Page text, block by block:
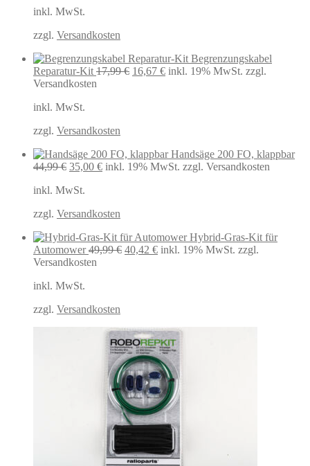
inkl. MwSt.
zzgl. Versandkosten
Begrenzungskabel
Reparatur-Kit 17,99€ Ursprünglicher
16,67 €Aktueller
inkl. 19% MwSt. zzgl.
Versandkosten
inkl. MwSt.
zzgl. Versandkosten
Handsäge 200 FO, klappbar
44,99€ Ursprünglicher
war:
35,00 €Aktueller
inkl. 19% MwSt. zzgl. Versandkosten
inkl. MwSt.
zzgl. Versandkosten
Hybrid-Gras-Kit für
Automower 49,99€ Ursprünglicher
40,42 €Aktueller
inkl. 19% MwSt. zzgl.
Versandkosten
inkl. MwSt.
zzgl. Versandkosten